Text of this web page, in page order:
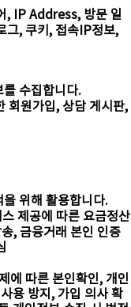
, IP Address, 방문 일
그, 쿠키, 접속IP정보,
수집합니다.
원가입, 상담 게시판,
위해 활용합니다.
제공에 따른 요금정산
, 금융거래 본인 인증
에 따른 본인확인, 개인
용 방지, 가입 의사 확